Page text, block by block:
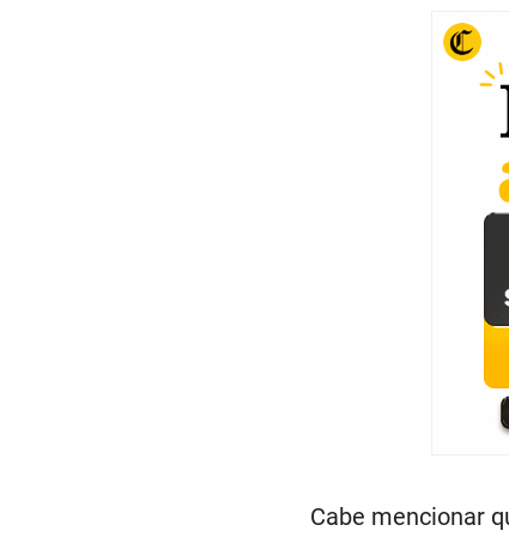
Cabe mencionar